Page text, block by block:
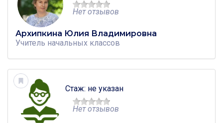
Нет отзывов
Архипкина Юлия Владимировна
Учитель начальных классов
Стаж: не указан
Нет отзывов